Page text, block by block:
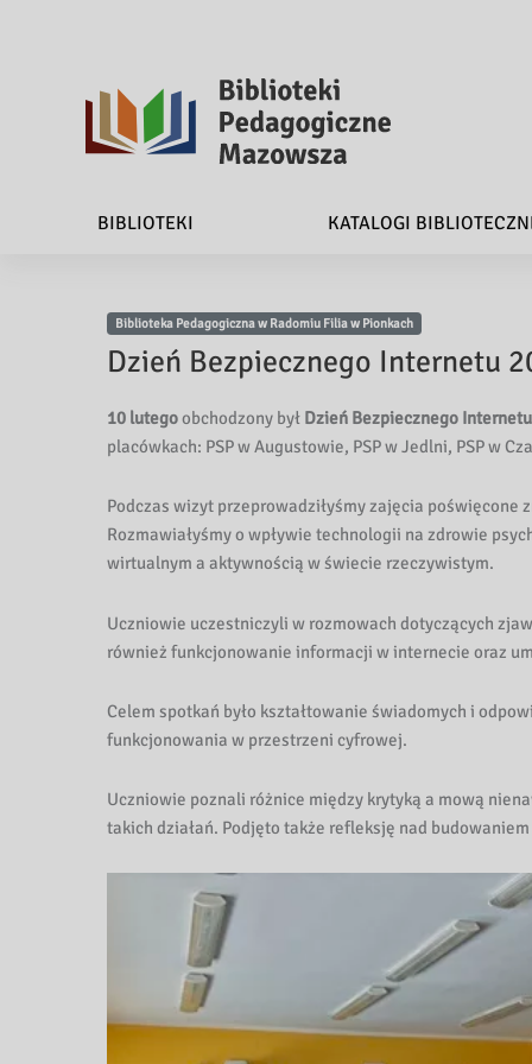
b
i
t
e
k
P
e
a
g
g
i
c
BIBLIOTEKI KATALOGI
Biblioteka Pedagogiczna w Radomiu Filia w Pionkach
Dzień Bezpiecznego Internetu
10 lutegoobchodzony był Dzień Bezpiecznego Internetu
placówkach: PSP w Augustowie, PSP w Jedlni, PSP w
Podczas wizyt przeprowadziłyśmy zajęcia
Rozmawiałyśmy o wpływie technologii na zdrowie
wirtualnym a aktywnością w świecie rzeczywistym.
Uczniowie uczestniczyli w rozmowach dotyczących
również funkcjonowanie informacji w internecie oraz
Celem spotkań było kształtowanie świadomych i
funkcjonowania w przestrzeni cyfrowej.
Uczniowie poznali różnice między krytyką a mową
takich działań. Podjęto także refleksję nad